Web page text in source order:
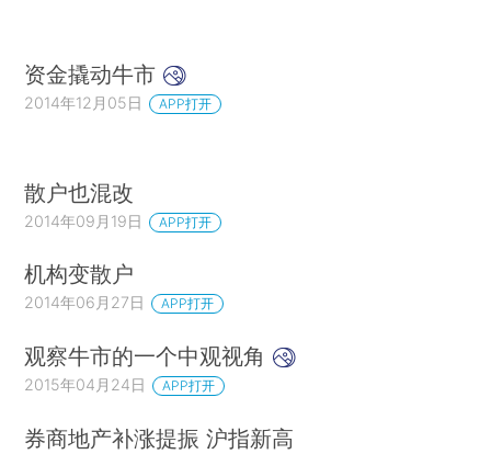
资金撬动牛市
2014年12月05日 APP打开
散户也混改
2014年09月19日 APP打开
机构变散户
2014年06月27日 APP打开
观察牛市的一个中观视角
2015年04月24日 APP打开
券商地产补涨提振 沪指新高